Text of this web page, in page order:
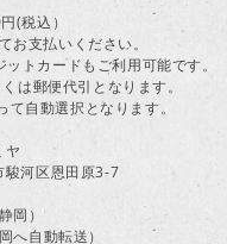
(税込）
お支払いください。
トカードもご利用可能です。
は郵便代引となります。
自動選択となります。
河区恩田原3-7
岡）
自動転送）